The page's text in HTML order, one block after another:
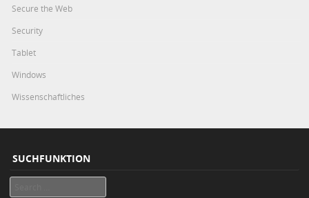
Secure the Web
Security
Tablet
Windows
Wissenschaftliches
SUCHFUNKTION